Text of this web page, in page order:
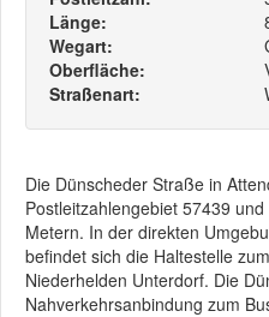
Länge:
Wegart:
Oberfläche:
Straßenart:
Die Dünscheder Straße in
Postleitzahlengebiet 57439
Metern. In der direkten
befindet sich die Haltestelle
Niederhelden Unterdorf. Die
Nahverkehrsanbindung zum